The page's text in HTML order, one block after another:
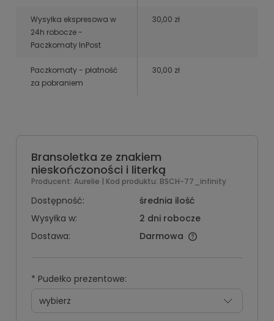
Wysyłka ekspresowa w
24h robocze -
Paczkomaty InPost
30,00 zł
Paczkomaty - płatność
za pobraniem
30,00 zł
Bransoletka ze znakiem
nieskończoności i literką
Producent: Aurelie | Kod produktu: BSCH-77_infinity
Dostępność:
średnia ilość
Wysyłka w:
2 dni robocze
Dostawa:
Darmowa
* Pudełko prezentowe: